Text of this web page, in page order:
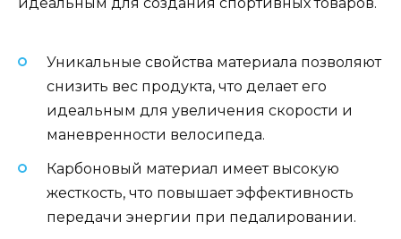
Уникальные свойства материала позволяют
снизить вес продукта, что делает его
идеальным для увеличения скорости и
маневренности велосипеда.
Карбоновый материал имеет высокую
жесткость, что повышает эффективность
передачи энергии при педалировании.